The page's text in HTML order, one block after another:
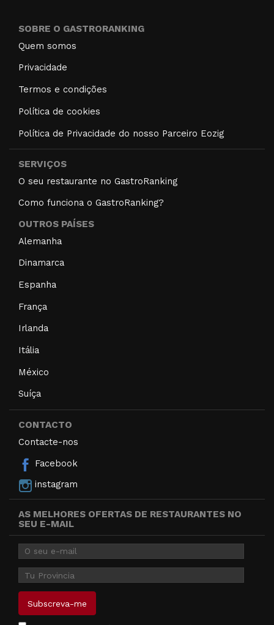
SOBRE O GASTRORANKING
Quem somos
Privacidade
Termos e condições
Política de cookies
Política de Privacidade do nosso Parceiro Eozig
SERVIÇOS
O seu restaurante no GastroRanking
Como funciona o GastroRanking?
OUTROS PAÍSES
Alemanha
Dinamarca
Espanha
França
Irlanda
Itália
México
Suíça
CONTACTO
Contacte-nos
Facebook
instagram
AS MELHORES OFERTAS DE RESTAURANTES NO
SEU E-MAIL